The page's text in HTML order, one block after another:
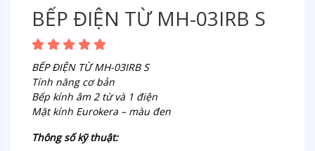
BẾP ĐIỆN TỪ MH-03IRB S
BẾP ĐIỆN TỪ MH-03IRB S
Tính năng cơ bản
Bếp kính âm 2 từ và 1 điện
Mặt kính Eurokera – màu đen
Thông số kỹ thuật: